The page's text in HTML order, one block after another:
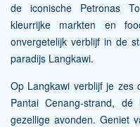
de iconische Petronas
kleurrijke markten en
onvergetelijk verblijf in de
paradijs Langkawi.
Op Langkawi verblijf je
Pantai Cenang-strand,
gezellige avonden. Geniet